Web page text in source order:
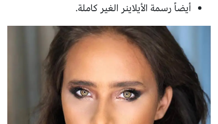
أيضاً رسمة الأيلاينر الغير كاملة.